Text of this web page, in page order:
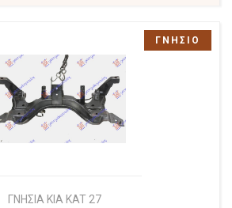
ΓΝΗΣΙΑ KIA KAT 27
ΓΝΗΣΙΟ